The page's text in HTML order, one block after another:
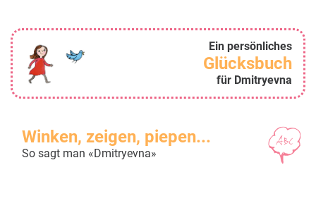
Ein persönliches
Glücksbuch
für Dmitryevna
Winken, zeigen, piepen...
So sagt man «Dmitryevna»